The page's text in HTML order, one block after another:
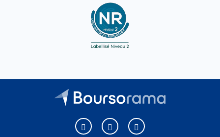
Boursorama sur Facebook
Boursorama sur XBoursorama sur